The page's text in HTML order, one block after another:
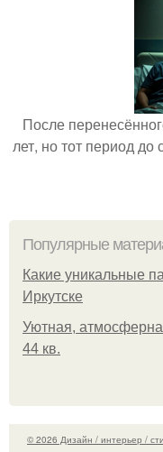
После
лет, но тот период до
Популярные
Какие уникальные
Иркутске
Уютная,
44 кв.
© 2026 Дизайн / интерьер /